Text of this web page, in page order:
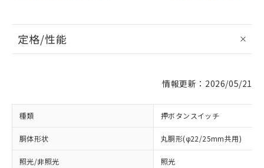
定格/性能
情報更新：2026/05/21
種類 押ボタンスイッチ
胴体形状 丸胴形(φ22/25mm共用)
照光/非照光 照光